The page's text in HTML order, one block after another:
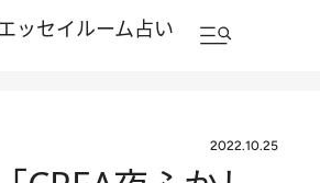
ッセイルーム占い
2022.10.25